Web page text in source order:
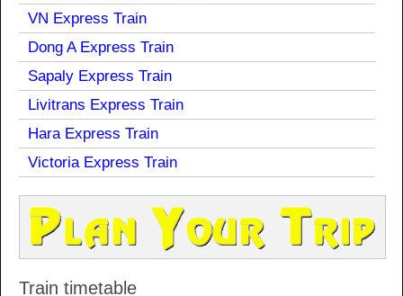
VN Express Train
Dong A Express Train
Sapaly Express Train
Livitrans Express Train
Hara Express Train
Victoria Express Train
Train timetable